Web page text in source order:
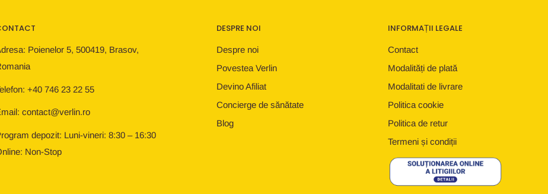
Poienelor 5, 500419, Brasov,
+40 746 23 22 55
contact@verlin.ro
depozit: Luni-vineri: 8:30 – 16:30
Non-Stop
DESPRE NOI
Despre noi
Povestea Verlin
Devino Afiliat
Concierge de sănătate
Blog
INFORMAȚII LEGALE
Contact
Modalități de plată
Modalitati de livrare
Politica cookie
Politica de retur
Termeni și condiții